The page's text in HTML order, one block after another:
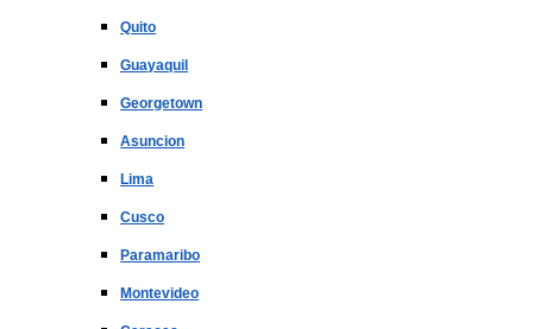
Quito
Guayaquil
Georgetown
Asuncion
Lima
Cusco
Paramaribo
Montevideo